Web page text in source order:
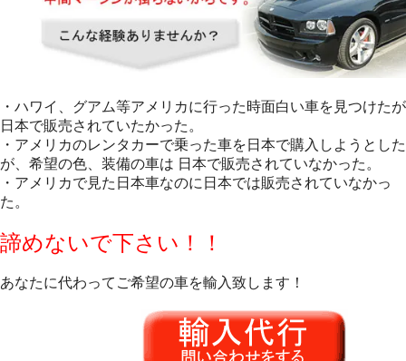
・ハワイ、グアム等アメリカに行った時面白い車を見つけたが
日本で販売されていたかった。
・アメリカのレンタカーで乗った車を日本で購入しようとした
が、希望の色、装備の車は 日本で販売されていなかった。
・アメリカで見た日本車なのに日本では販売されていなかっ
た。
諦めないで下さい！！
あなたに代わってご希望の車を輸入致します！